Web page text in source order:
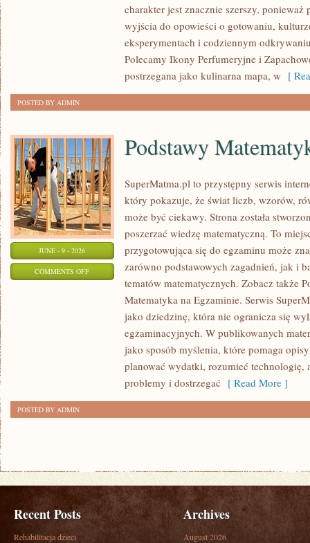
PERFUMERYJNEcharakter jest znacznie szerszy,
wyjścia do opowieści o gotowaniu,
eksperymentach i codziennym
Polecamy Ikony Perfumeryjne i
postrzegana jako kulinarna mapa, w [
POSTED BY ADMIN
JUNE - 9 - 2026
COMMENTS OFFON
PODSTAWY
MATEMATYKI
Podstawy
SuperMatma.pl to przystępny serwis
który pokazuje, że świat liczb, wzorów,
może być ciekawy. Strona została
poszerzać wiedzę matematyczną. To
przygotowująca się do egzaminu może
zarówno podstawowych zagadnień, jak i
tematów matematycznych. Zobacz także
Matematyka na Egzaminie. Serwis
jako dziedzinę, która nie ogranicza się
egzaminacyjnych. W publikowanych
jako sposób myślenia, które pomaga
planować wydatki, rozumieć technologię,
problemy i dostrzegać [ Read More ]
POSTED BY ADMIN
Recent Posts
Rehabilitacja dzieci
Archives
August 2026